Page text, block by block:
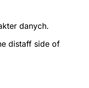
danych.
distaff side of